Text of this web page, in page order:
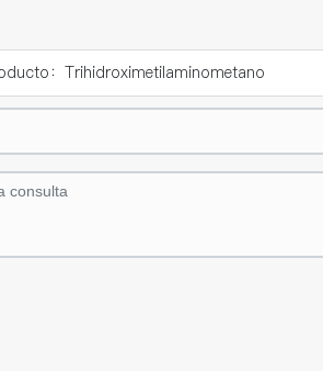
：Trihidroximetilaminometano